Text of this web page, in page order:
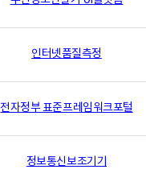
인터넷품질측정
전자정부 표준프레임워크포털
정보통신보조기기